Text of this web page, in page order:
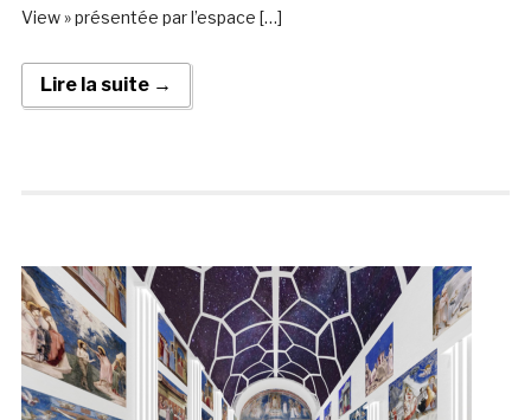
View » présentée par l’espace […]
Lire la suite →